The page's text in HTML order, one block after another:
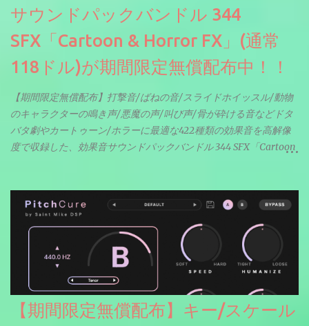
サウンドパックバンドル 344
SFX「Cartoon & Horror FX」(通常
118ドル)が期間限定無償配布中！！
【期間限定無償配布】打撃音/ばねの音/スライドホイッスル/動物
のキャラクターの鳴き声/悪魔の声/叫び声/骨が砕ける音などドタ
バタ劇やカートゥーン/ホラーに最適な422種類の効果音を高解像
度で収録した、効果音サウンドパックバンドル 344 SFX「Cartoon
【期間限定無償配布】キー/スケール